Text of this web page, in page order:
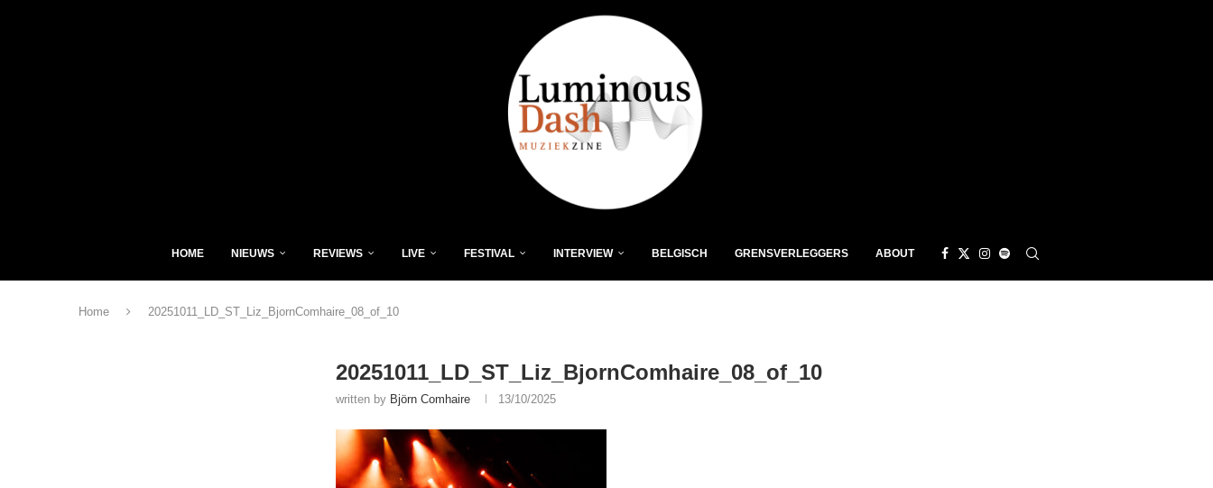
HOME NIEUWS REVIEWS LIVE FESTIVAL INTERVIEW BELGISCH GRENSVERLEGGERS ABOUT
Home 20251011_LD_ST_Liz_BjornComhaire_08_of_10
20251011_LD_ST_Liz_BjornComhaire_08_of_10
written by Björn Comhaire 13/10/2025